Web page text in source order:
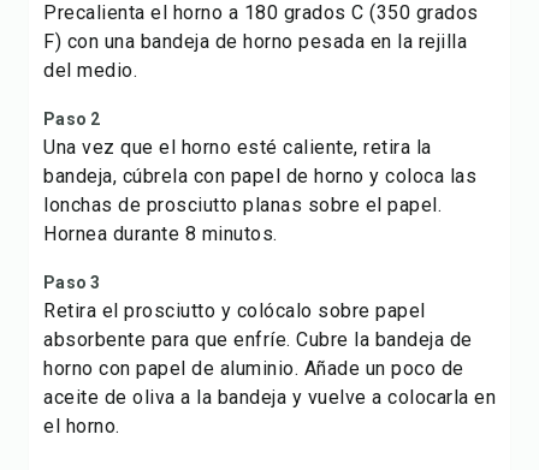
Precalienta el horno a 180 grados C (350 grados
F) con una bandeja de horno pesada en la rejilla
del medio.
Paso 2
Una vez que el horno esté caliente, retira la
bandeja, cúbrela con papel de horno y coloca las
lonchas de prosciutto planas sobre el papel.
Hornea durante 8 minutos.
Paso 3
Retira el prosciutto y colócalo sobre papel
absorbente para que enfríe. Cubre la bandeja de
horno con papel de aluminio. Añade un poco de
aceite de oliva a la bandeja y vuelve a colocarla en
el horno.